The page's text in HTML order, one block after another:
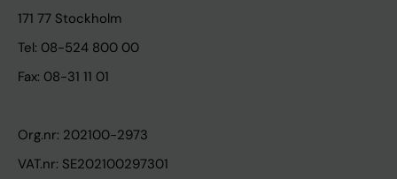
171 77 Stockholm
Tel: 08-524 800 00
Fax: 08-31 11 01
Org.nr: 202100-2973
VAT.nr: SE202100297301